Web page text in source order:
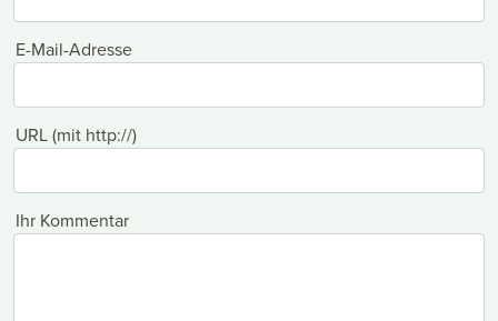
E-Mail-Adresse
URL (mit http://)
Ihr Kommentar